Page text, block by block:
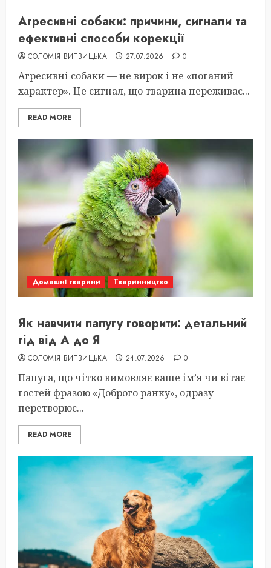
Агресивні собаки: причини, сигнали та
ефективні способи корекції
СОЛОМІЯ ВИТВИЦЬКА 27.07.2026 0
Агресивні собаки — не вирок і не «поганий
характер». Це сигнал, що тварина переживає...
READ MORE
Домашні тварини Тваринництво
Як навчити папугу говорити: детальний
гід від А до Я
СОЛОМІЯ ВИТВИЦЬКА 24.07.2026 0
Папуга, що чітко вимовляє ваше ім’я чи вітає
гостей фразою «Доброго ранку», одразу
перетворює...
READ MORE